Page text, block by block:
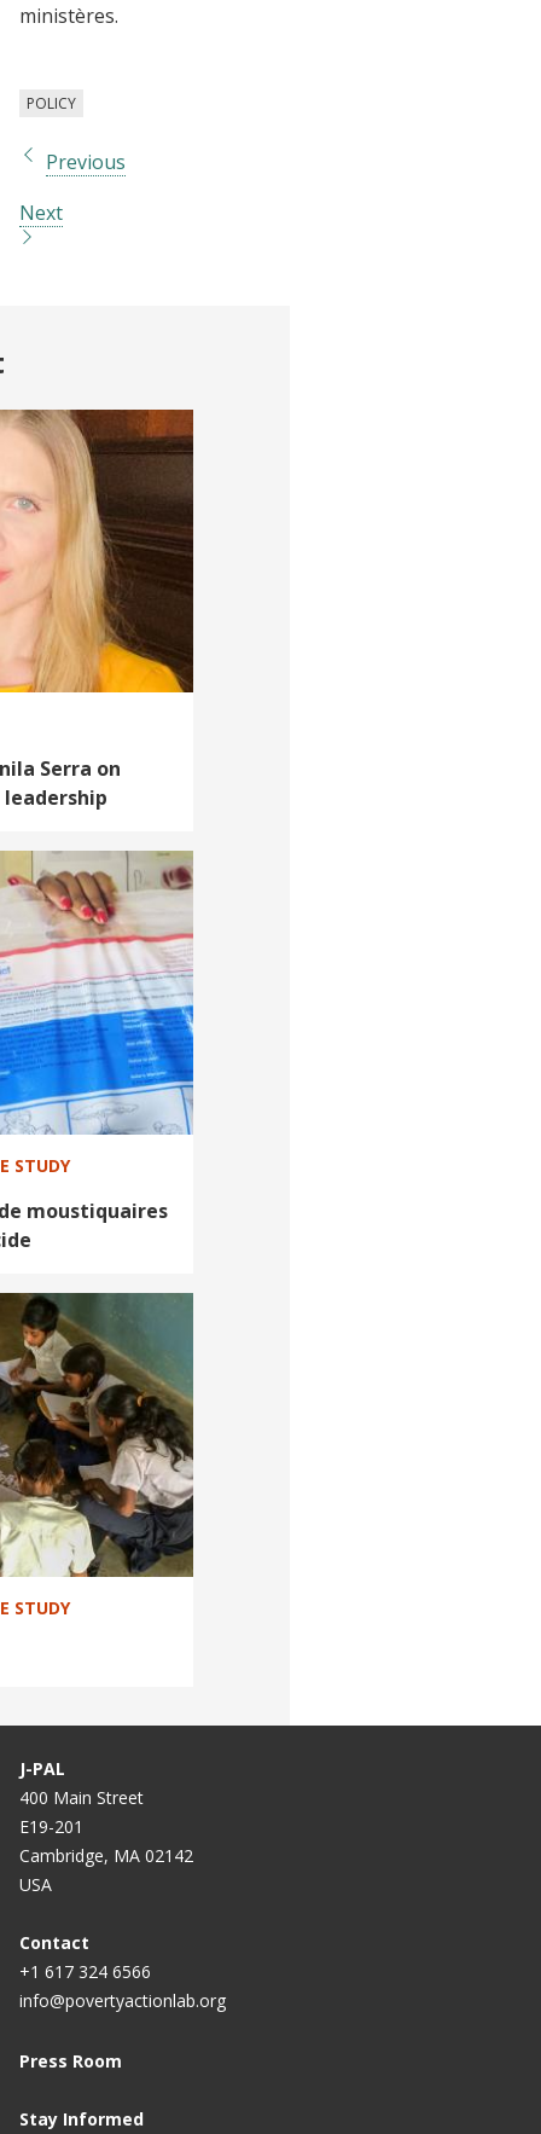
ministères.
POLICY
Previous
Next
Serra on
leadership
STUDY
moustiquaires
STUDY
J-PAL
400 Main Street
E19-201
Cambridge, MA 02142
USA
Contact
+1 617 324 6566
info@povertyactionlab.org
Press Room
Stay Informed